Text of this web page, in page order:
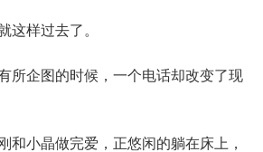
样过去了。
企图的时候，一个电话却改变了现
小晶做完爱，正悠闲的躺在床上，